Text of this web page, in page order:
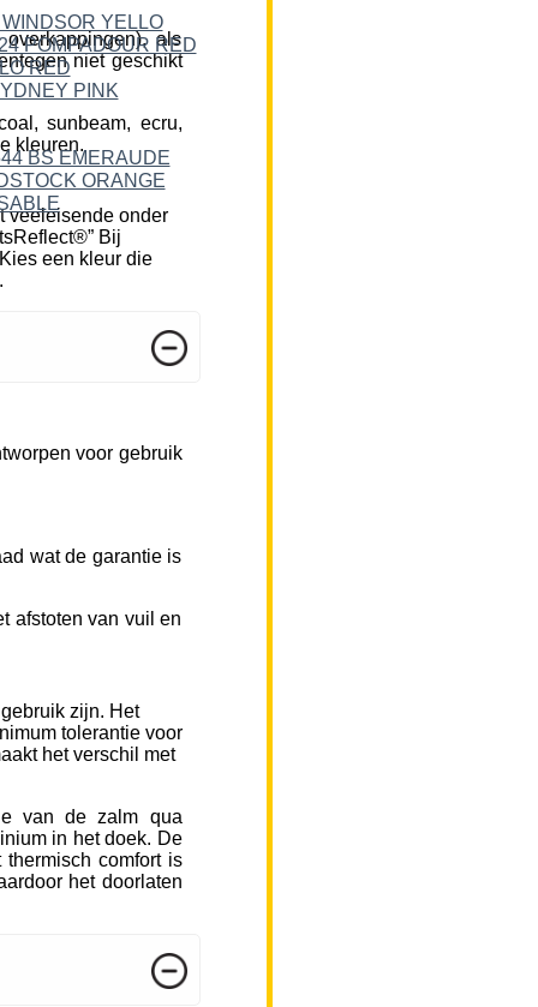
als
niet geschikt
sunbeam, ecru,
kleuren.
veeleisende onder
Bij
een kleur die
voor gebruik
wat de garantie is
afstoten van vuil en
zijn. Het
tolerantie voor
het verschil met
van de zalm qua
in het doek. De
thermisch comfort is
het doorlaten